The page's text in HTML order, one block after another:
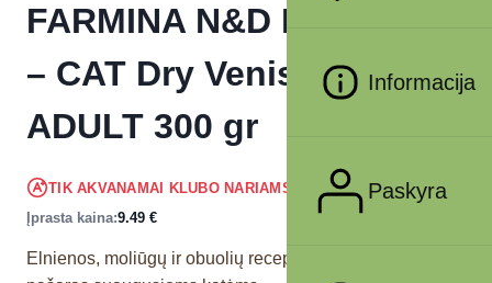
Informacija
Paskyra
FARMINA N&D PUMPKIN
– CAT Dry Venison&Apple
ADULT 300 gr
TIK AKVANAMAI KLUBO NARIAMS 9.02€ !
Įprasta kaina:9.49 €
Elnienos, moliūgų ir obuolių receptas. Visavertis